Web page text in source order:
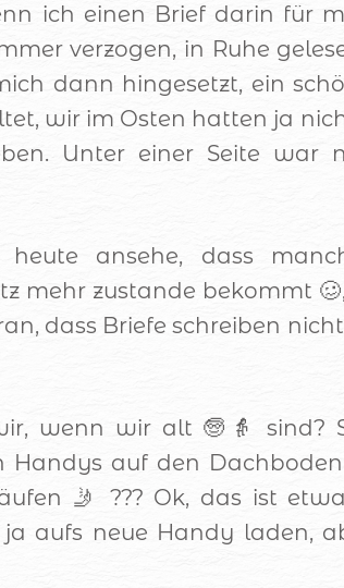
ich einen Brief darin für
verzogen, in Ruhe
dann hingesetzt, ein
wir im Osten hatten ja
Unter einer Seite war
ansehe, dass
mehr zustande bekommt
dass Briefe schreiben
wenn wir alt 🧓👵 sind?
Handys auf den
🤳 ??? Ok, das ist
aufs neue Handy laden,